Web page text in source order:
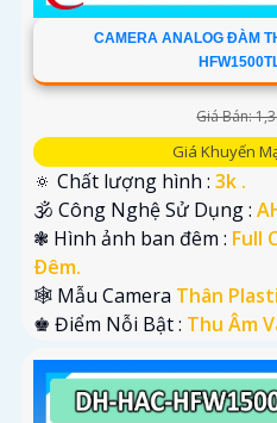
CAMERA ANALOG ĐÀM
Giá Bán:
Giá Khuyến
🔅 Chất lượng hình : 3k .
🕉️ Công Nghệ Sử Dụng :
❃ Hình ảnh ban đêm : Full
Ðêm.
🕸️ Mẫu Camera Thân
️♚ Điểm Nỗi Bật : Thu Âm